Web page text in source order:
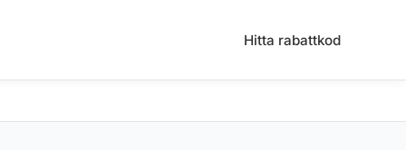
Hitta rabattkod